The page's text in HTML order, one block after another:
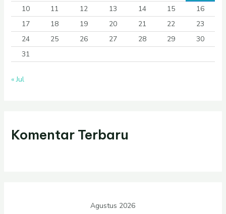
10
11 12 13 14 15
16
17
18 19 20 21 22
23
24
25 26 27 28 29
30
31
« Jul
Komentar Terbaru
Agustus 2026